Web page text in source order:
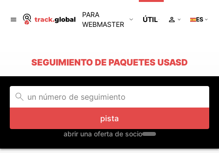
PARA
WEBMASTER
ÚTIL ES
SEGUIMIENTO DE PAQUETES USASD
pista
abrir una oferta de socio